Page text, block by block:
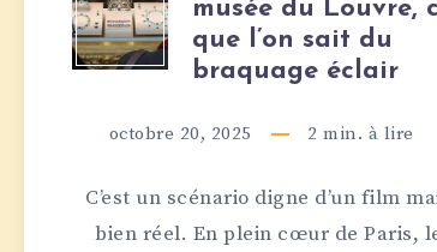
:
MUSÉE
musée du Louvre,
que l’on sait du
braquage éclair
octobre 20, 2025 2 min. à lire
C’est un scénario digne d’un film
bien réel. En plein cœur de Paris,